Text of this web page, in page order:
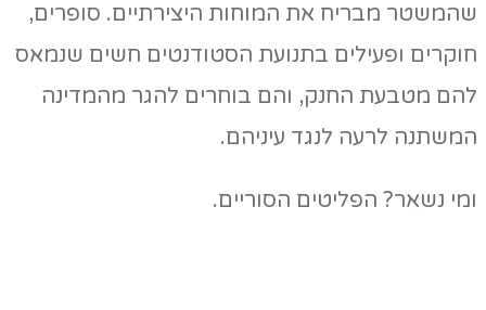
שהמשטר מבריח את המוחות היצירתיים. סופרים,
חוקרים ופעילים בתנועת הסטודנטים חשים שנמאס
להם מטבעת החנק, והם בוחרים להגר מהמדינה
המשתנה לרעה לנגד עיניהם.
ומי נשאר? הפליטים הסוריים.